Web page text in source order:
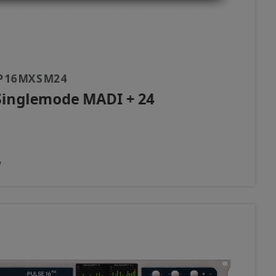
MADI + 24